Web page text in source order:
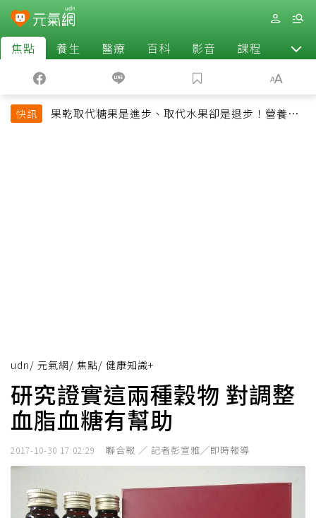
焦點 養生 醫療 百科 影音 課程 退休
快訊
果乾取代糖果是進步、取代水果卻是退步！營養師
udn/ 元氣網/ 焦點/ 健康知識+
研究證實這兩種穀物 對調整
血脂血糖有幫助
2017-10-30 17:02:29 聯合報 ／ 記者彭宣雅╱即時報導